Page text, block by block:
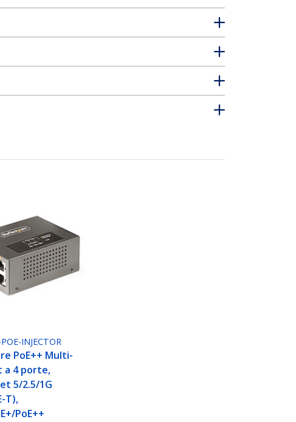
INJECTOR
PoE++ Multi-
a 4 porte,
5/2.5/1G
T),
PoE++